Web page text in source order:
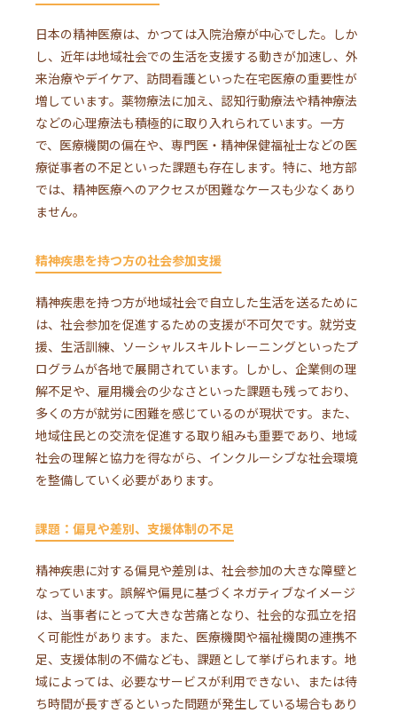
日本の精神医療は、かつては入院治療が中心でした。しか
し、近年は地域社会での生活を支援する動きが加速し、外
来治療やデイケア、訪問看護といった在宅医療の重要性が
増しています。薬物療法に加え、認知行動療法や精神療法
などの心理療法も積極的に取り入れられています。一方
で、医療機関の偏在や、専門医・精神保健福祉士などの医
療従事者の不足といった課題も存在します。特に、地方部
では、精神医療へのアクセスが困難なケースも少なくあり
ません。
精神疾患を持つ方の社会参加支援
精神疾患を持つ方が地域社会で自立した生活を送るために
は、社会参加を促進するための支援が不可欠です。就労支
援、生活訓練、ソーシャルスキルトレーニングといったプ
ログラムが各地で展開されています。しかし、企業側の理
解不足や、雇用機会の少なさといった課題も残っており、
多くの方が就労に困難を感じているのが現状です。また、
地域住民との交流を促進する取り組みも重要であり、地域
社会の理解と協力を得ながら、インクルーシブな社会環境
を整備していく必要があります。
課題：偏見や差別、支援体制の不足
精神疾患に対する偏見や差別は、社会参加の大きな障壁と
なっています。誤解や偏見に基づくネガティブなイメージ
は、当事者にとって大きな苦痛となり、社会的な孤立を招
く可能性があります。また、医療機関や福祉機関の連携不
足、支援体制の不備なども、課題として挙げられます。地
域によっては、必要なサービスが利用できない、または待
ち時間が長すぎるといった問題が発生している場合もあり